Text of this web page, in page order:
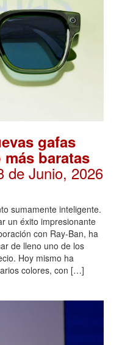
gafas
baratas
de Junio, 2026
sumamente inteligente.
un éxito impresionante
con Ray-Ban, ha
de lleno uno de los
Hoy mismo ha
colores, con […]